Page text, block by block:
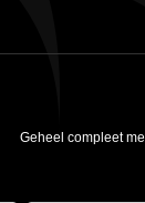
Geheel compleet